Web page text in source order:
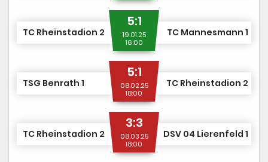
TC Rheinstadion 2
5:1
19.01.25
16:00
TC Mannesmann 1
TSG Benrath 1
5:1
08.02.25
18:00
TC Rheinstadion 2
TC Rheinstadion 2
3:3
08.03.25
18:00
DSV 04 Lierenfeld 1